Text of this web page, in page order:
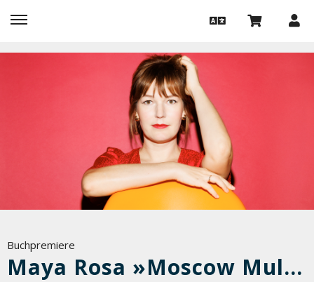
Buchpremiere
Maya Rosa »Moscow Mule«